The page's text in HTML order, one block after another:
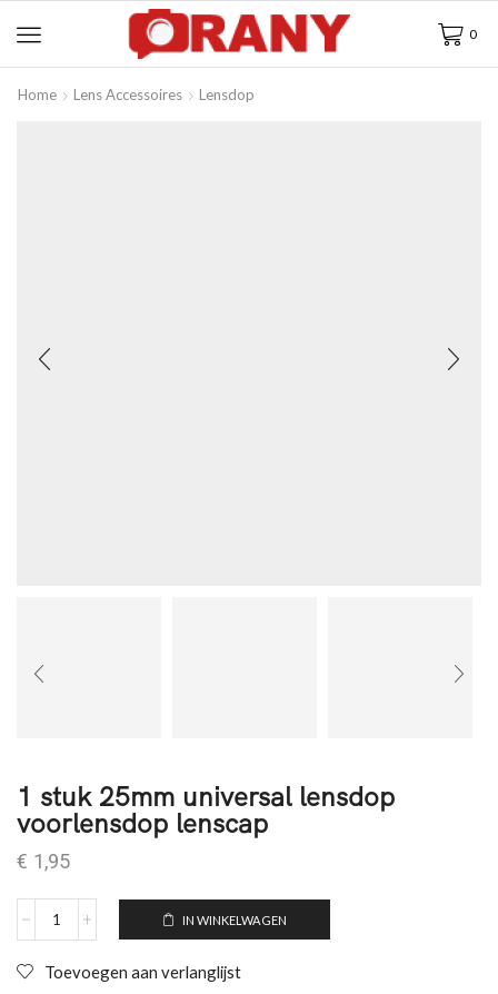
0
Home Lens Accessoires Lensdop
1 stuk 25mm universal lensdop
voorlensdop lenscap
€ 1,95
IN WINKELWAGEN
Toevoegen aan verlanglijst